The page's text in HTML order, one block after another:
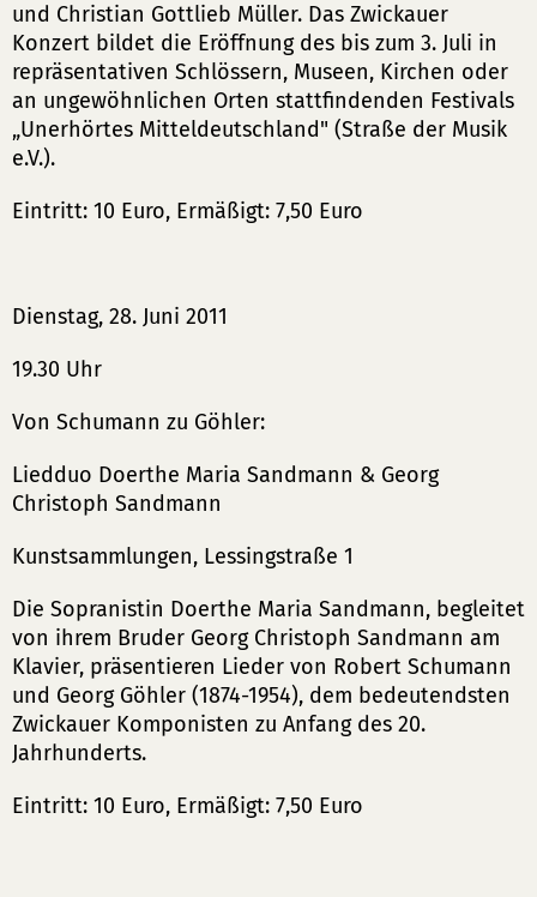
und Christian Gottlieb Müller. Das Zwickauer
Konzert bildet die Eröffnung des bis zum 3. Juli in
repräsentativen Schlössern, Museen, Kirchen oder
an ungewöhnlichen Orten stattfindenden Festivals
„Unerhörtes Mitteldeutschland" (Straße der Musik
e.V.).
Eintritt: 10 Euro, Ermäßigt: 7,50 Euro
Dienstag, 28. Juni 2011
19.30 Uhr
Von Schumann zu Göhler:
Liedduo Doerthe Maria Sandmann & Georg
Christoph Sandmann
Kunstsammlungen, Lessingstraße 1
Die Sopranistin Doerthe Maria Sandmann, begleitet
von ihrem Bruder Georg Christoph Sandmann am
Klavier, präsentieren Lieder von Robert Schumann
und Georg Göhler (1874-1954), dem bedeutendsten
Zwickauer Komponisten zu Anfang des 20.
Jahrhunderts.
Eintritt: 10 Euro, Ermäßigt: 7,50 Euro